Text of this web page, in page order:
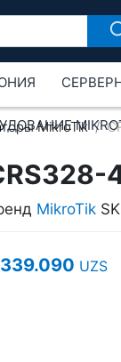
MikroTik
MikroTik
UZS